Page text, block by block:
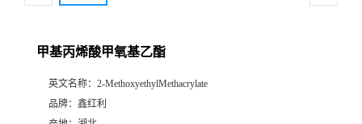
甲基丙烯酸甲氧基乙酯
英文名称： 2-MethoxyethylMethacrylate
品牌： 鑫红利